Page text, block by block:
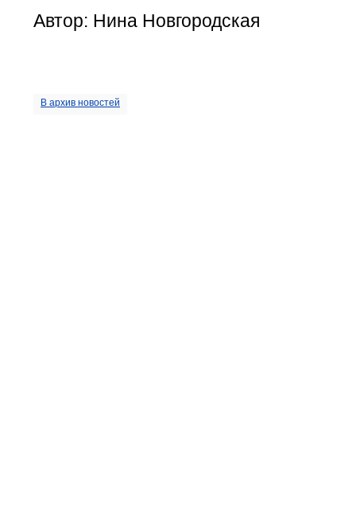
Автор: Нина Новгородская
В архив новостей